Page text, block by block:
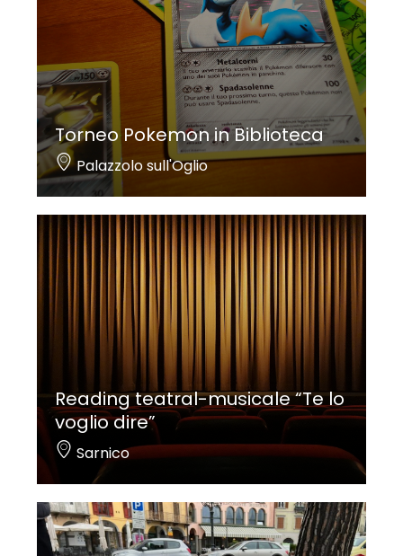
Torneo Pokemon in Biblioteca
Palazzolo sull'Oglio
Reading teatral-musicale “Te lo
voglio dire”
Sarnico